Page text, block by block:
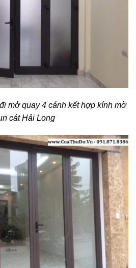
mở quay 4 cánh kết hợp kính mờ
cát Hải Long